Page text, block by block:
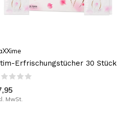
Erfrischungstücher 30 Stück
MwSt.